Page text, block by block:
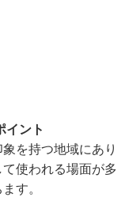
イント
を持つ地域にあり
使われる場面が多
す。